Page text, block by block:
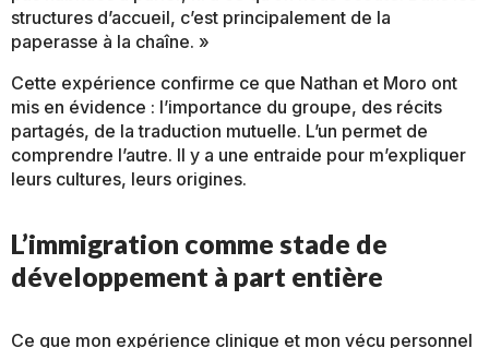
structures d’accueil, c’est principalement de la
paperasse à la chaîne. »
Cette expérience confirme ce que Nathan et Moro ont
mis en évidence : l’importance du groupe, des récits
partagés, de la traduction mutuelle. L’un permet de
comprendre l’autre. Il y a une entraide pour m’expliquer
leurs cultures, leurs origines.
L’immigration comme stade de
développement à part entière
Ce que mon expérience clinique et mon vécu personnel